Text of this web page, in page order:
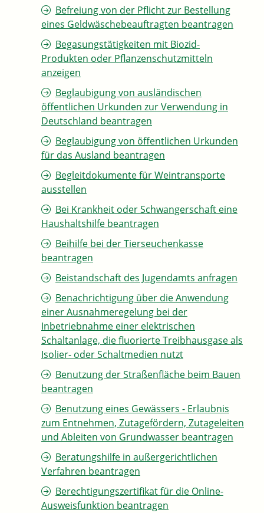
Befreiung von der Pflicht zur Bestellung
eines Geldwäschebeauftragten beantragen
Begasungstätigkeiten mit Biozid-
Produkten oder Pflanzenschutzmitteln
anzeigen
Beglaubigung von ausländischen
öffentlichen Urkunden zur Verwendung in
Deutschland beantragen
Beglaubigung von öffentlichen Urkunden
für das Ausland beantragen
Begleitdokumente für Weintransporte
ausstellen
Bei Krankheit oder Schwangerschaft eine
Haushaltshilfe beantragen
Beihilfe bei der Tierseuchenkasse
beantragen
Beistandschaft des Jugendamts anfragen
Benachrichtigung über die Anwendung
einer Ausnahmeregelung bei der
Inbetriebnahme einer elektrischen
Schaltanlage, die fluorierte Treibhausgase als
Isolier- oder Schaltmedien nutzt
Benutzung der Straßenfläche beim Bauen
beantragen
Benutzung eines Gewässers - Erlaubnis
zum Entnehmen, Zutagefördern, Zutageleiten
und Ableiten von Grundwasser beantragen
Beratungshilfe in außergerichtlichen
Verfahren beantragen
Berechtigungszertifikat für die Online-
Ausweisfunktion beantragen